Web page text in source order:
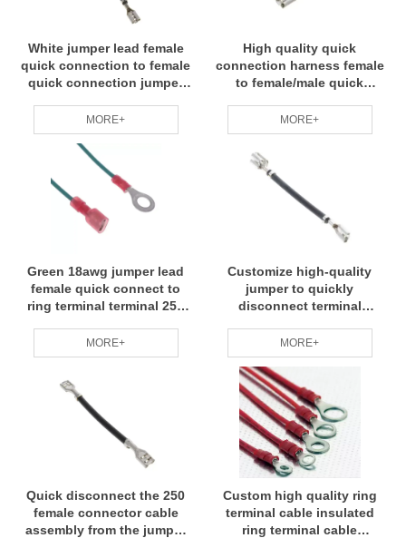
White jumper lead female
quick connection to female
quick connection jumper
MORE+
High quality quick
connection harness female
to female/male quick
connection Ke / kg
MORE+
Green 18awg jumper lead
female quick connect to
ring terminal terminal 250
MORE+
Customize high-quality
jumper to quickly
disconnect terminal
connection Ke / kg
MORE+
Quick disconnect the 250
female connector cable
assembly from the jumper
Custom high quality ring
terminal cable insulated
ring terminal cable